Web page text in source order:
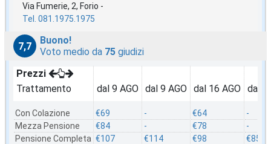
Via Fumerie, 2, Forio -
Tel. 081.1975.1975
7,7
Buono!
Voto medio da 75 giudizi
Prezzi
Trattamento
Con Colazione
Mezza Pensione
Pensione Completa
dal 9 AGO
€69
€84
€107
dal 9 AGO
-
-
€114
dal 16 AGO
€64
€78
€98
dal
-
-
€85